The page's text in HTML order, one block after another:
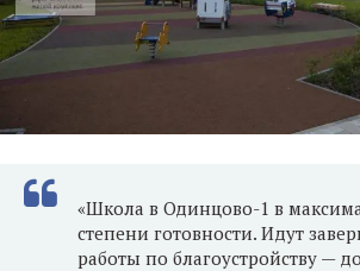
«Школа в Одинцово-1 в
степени готовности. Идут
работы по благоустройству —